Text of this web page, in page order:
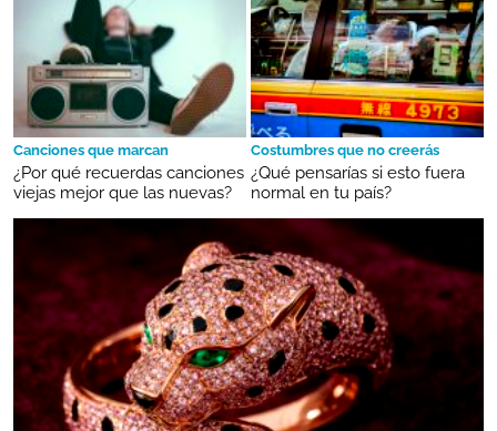
Canciones que marcan
¿Por qué recuerdas canciones
viejas mejor que las nuevas?
Costumbres que no creerás
¿Qué pensarías si esto fuera
normal en tu país?